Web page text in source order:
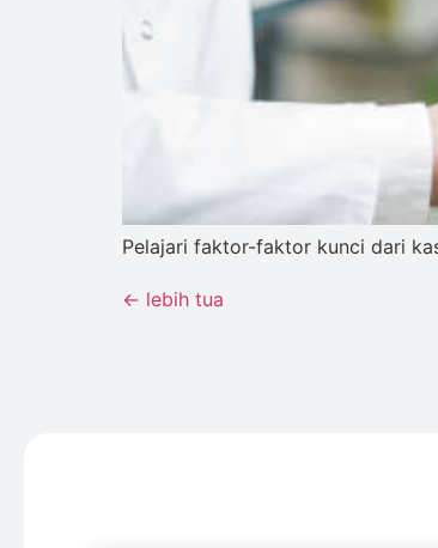
Pelajari faktor-faktor kunci dari
← lebih tua